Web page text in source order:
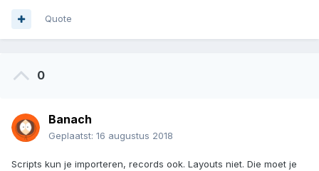
Quote
0
Banach
Geplaatst: 16 augustus 2018
Scripts kun je importeren, records ook. Layouts niet. Die moet je